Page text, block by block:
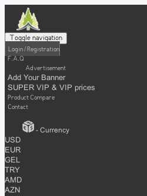
Toggle navigation
Login / Registration
F.A.Q
Advertisement
Add Your Banner
SUPER VIP & VIP prices
Product Compare
Contact
- Currency
USD
EUR
GEL
TRY
AMD
AZN